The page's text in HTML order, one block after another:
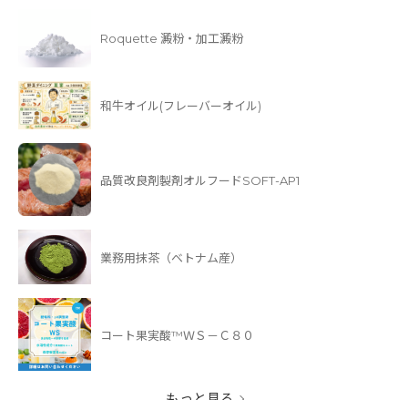
Roquette 澱粉・加工澱粉
和牛オイル(フレーバーオイル)
品質改良剤製剤オルフードSOFT-AP1
業務用抹茶（ベトナム産）
コート果実酸™ＷＳ－Ｃ８０